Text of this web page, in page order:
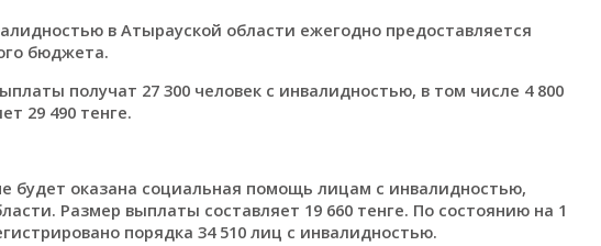
в Атырауской области ежегодно предоставляется
бюджета.
получат 27 300 человек с инвалидностью, в том числе 4 800
29 490 тенге.
будет оказана социальная помощь лицам с инвалидностью,
Размер выплаты составляет 19 660 тенге. По состоянию на 1
порядка 34 510 лиц с инвалидностью.